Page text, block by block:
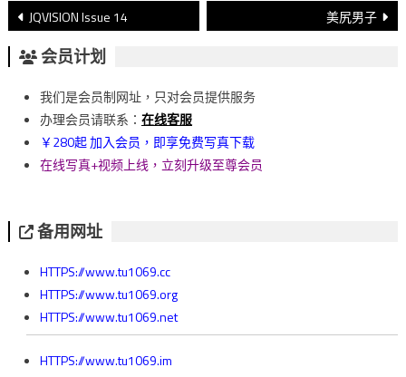
文
章
導
覽
JQVISION Issue 14 美尻男子
会员计划
我们是会员制网址，只对会员提供服务
办理会员请联系： 在线客服
￥280起 加入会员，即享免费写真下载
在线写真+视频上线，立刻升级至尊会员
备用网址
HTTPS://www.tu1069.cc
HTTPS://www.tu1069.org
HTTPS://www.tu1069.net
HTTPS://www.tu1069.im